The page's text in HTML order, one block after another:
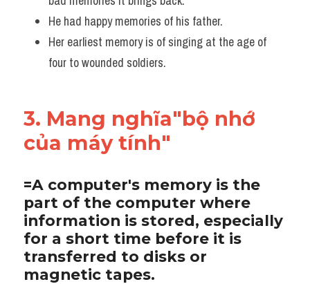
He had happy memories of his father.
Her earliest memory is of singing at the age of
four to wounded soldiers.
3. Mang nghĩa"bộ nhớ
của máy tính"
=A computer's memory is the
part of the computer where
information is stored, especially
for a short time before it is
transferred to disks or
magnetic tapes.